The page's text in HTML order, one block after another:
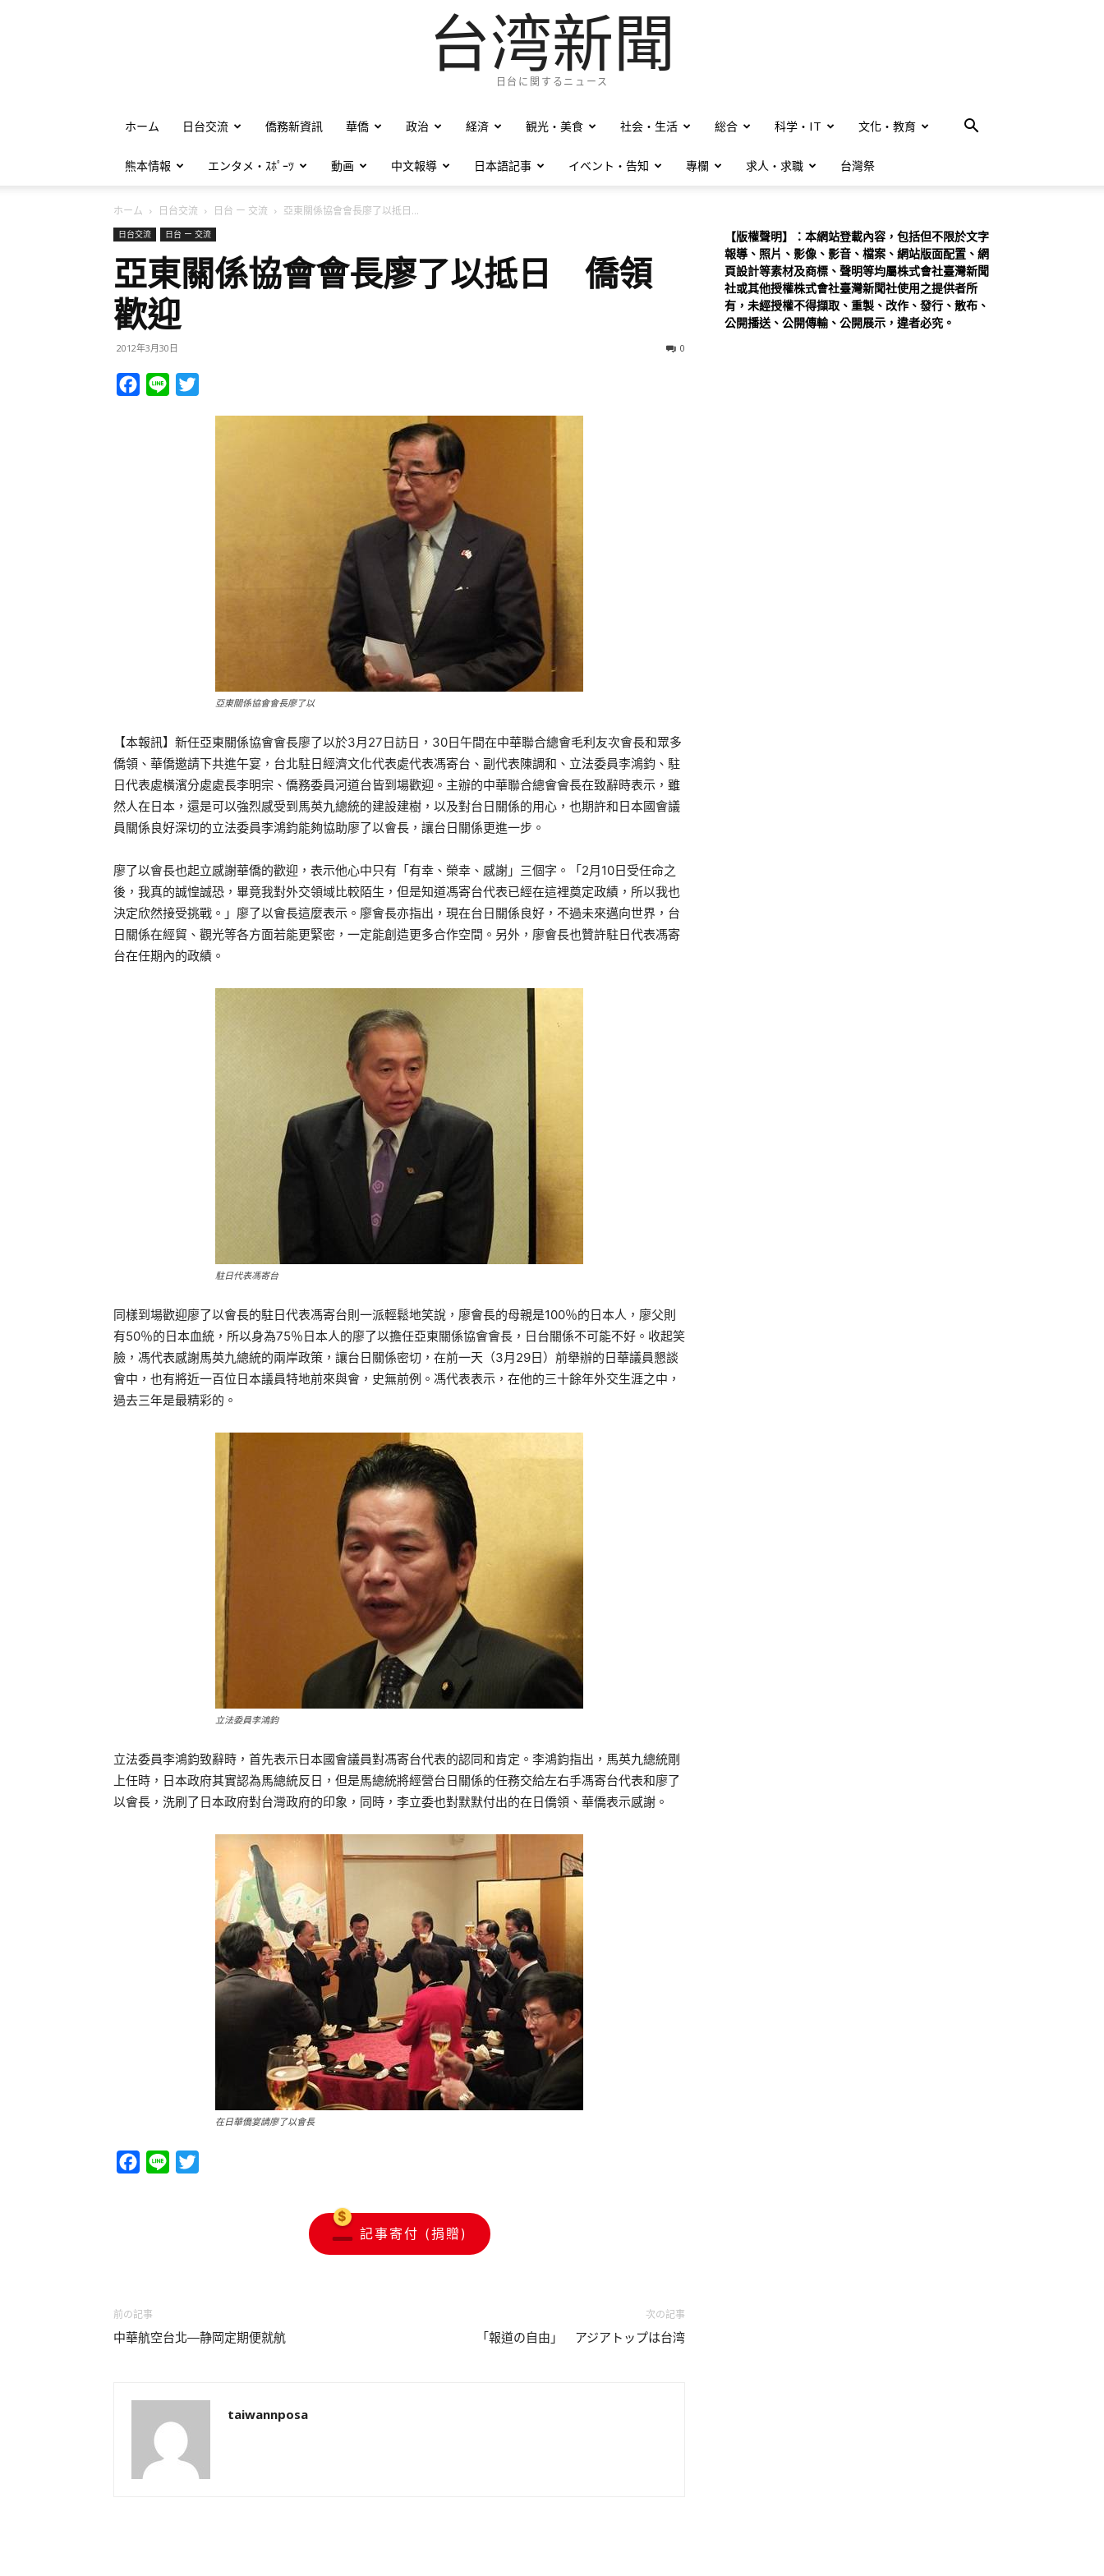
台湾新聞
日台に関するニュース
ホーム 日台交流 僑務新資訊 華僑 政治 経済 観光・美食 社会・生活 総合 科学・IT 文化・教育
熊本情報 エンタメ・ｽﾎﾟｰﾂ 動画 中文報導 日本語記事 イベント・告知 專欄 求人・求職 台灣祭
ホーム 日台交流 日台 ー 交流 亞東關係協會會長廖了以抵日...
日台交流 日台 ー 交流
亞東關係協會會長廖了以抵日 僑領
歡迎
2012年3月30日 0
Facebook
Line
亞東關係協會會長廖了以
【本報訊】新任亞東關係協會會長廖了以於3月27日訪日，30日午間在中華聯合總會毛利友次會長和眾多
僑領、華僑邀請下共進午宴，台北駐日經濟文化代表處代表馮寄台、副代表陳調和、立法委員李鴻鈞、駐
日代表處橫濱分處處長李明宗、僑務委員河道台皆到場歡迎。主辦的中華聯合總會會長在致辭時表示，雖
然人在日本，還是可以強烈感受到馬英九總統的建設建樹，以及對台日關係的用心，也期許和日本國會議
員關係良好深切的立法委員李鴻鈞能夠協助廖了以會長，讓台日關係更進一步。
廖了以會長也起立感謝華僑的歡迎，表示他心中只有「有幸、榮幸、感謝」三個字。「2月10日受任命之
後，我真的誠惶誠恐，畢竟我對外交領域比較陌生，但是知道馮寄台代表已經在這裡奠定政績，所以我也
決定欣然接受挑戰。」廖了以會長這麼表示。廖會長亦指出，現在台日關係良好，不過未來邁向世界，台
日關係在經貿、觀光等各方面若能更緊密，一定能創造更多合作空間。另外，廖會長也贊許駐日代表馮寄
台在任期內的政績。
駐日代表馮寄台
同樣到場歡迎廖了以會長的駐日代表馮寄台則一派輕鬆地笑說，廖會長的母親是100％的日本人，廖父則
有50％的日本血統，所以身為75％日本人的廖了以擔任亞東關係協會會長，日台關係不可能不好。收起笑
臉，馮代表感謝馬英九總統的兩岸政策，讓台日關係密切，在前一天（3月29日）前舉辦的日華議員懇談
會中，也有將近一百位日本議員特地前來與會，史無前例。馮代表表示，在他的三十餘年外交生涯之中，
過去三年是最精彩的。
立法委員李鴻鈞
立法委員李鴻鈞致辭時，首先表示日本國會議員對馮寄台代表的認同和肯定。李鴻鈞指出，馬英九總統剛
上任時，日本政府其實認為馬總統反日，但是馬總統將經營台日關係的任務交給左右手馮寄台代表和廖了
以會長，洗刷了日本政府對台灣政府的印象，同時，李立委也對默默付出的在日僑領、華僑表示感謝。
在日華僑宴請廖了以會長
Facebook
Line
記事寄付 (捐贈)
前の記事
中華航空台北―静岡定期便就航
次の記事
「報道の自由」 アジアトップは台湾
taiwannposa
【版權聲明】：本網站登載內容，包括但不限於文字
報導、照片、影像、影音、檔案、網站版面配置、網
頁設計等素材及商標、聲明等均屬株式會社臺灣新聞
社或其他授權株式會社臺灣新聞社使用之提供者所
有，未經授權不得擷取、重製、改作、發行、散布、
公開播送、公開傳輸、公開展示，違者必究。